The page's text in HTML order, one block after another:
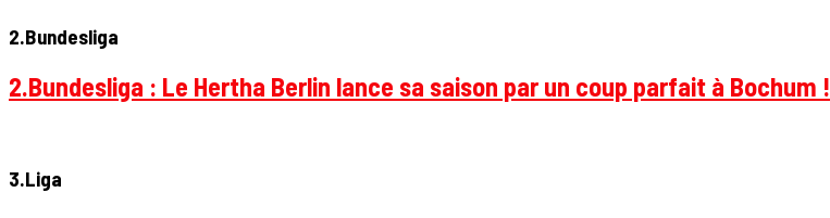
2.Bundesliga
2.Bundesliga : Le Hertha Berlin lance sa saison par un coup parfait à Bochum !
3.Liga